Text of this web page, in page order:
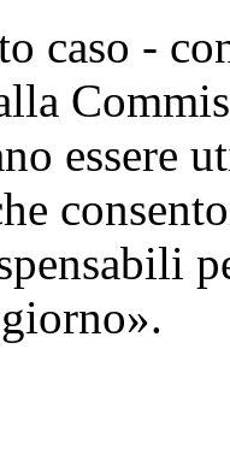
caso -
essere